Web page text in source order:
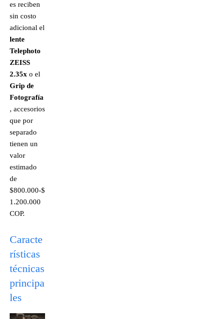
es reciben
sin costo
adicional el
lente
Telephoto
ZEISS
2.35x o el
Grip de
Fotografía
, accesorios
que por
separado
tienen un
valor
estimado
de
$800.000-$
1.200.000
COP.
Caracte
rísticas
técnicas
principa
les